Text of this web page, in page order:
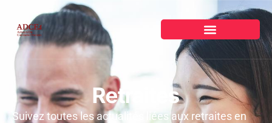
Retraites
Suivez toutes les actualités liées aux retraites en